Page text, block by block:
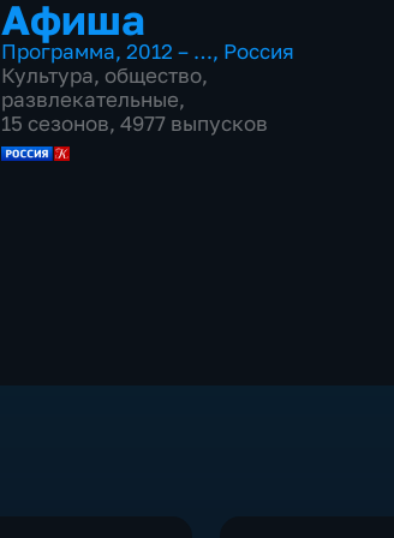
Афиша
Программа, 2012 – …, Россия
Культура, общество,
развлекательные,
15 сезонов, 4977 выпусков